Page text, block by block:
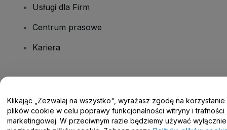
Usługi dla Firm
Centrum prasowe
Kariera
Centrum pomocy / Skontaktuj się z nami
Klikając „Zezwalaj na wszystko", wyrażasz zgodę na korzystanie
plików cookie w celu poprawy funkcjonalności witryny i trafności
marketingowej. W przeciwnym razie będziemy używać wyłącznie